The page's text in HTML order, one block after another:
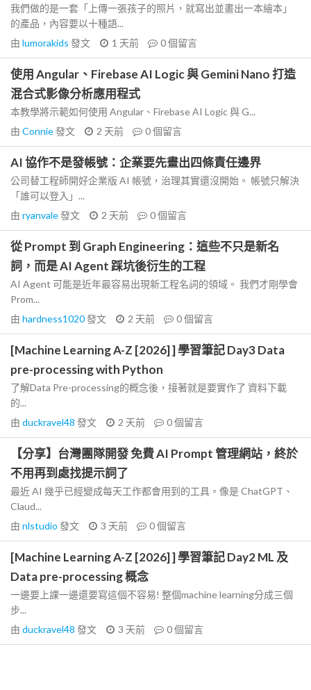
我們做的是一套「上傳一張孩子的照片，就寫出並畫出一本繪本」
的產品，內容要以十種語...
由 lumorakids 發文 1 天前 0個留言
使用 Angular、Firebase AI Logic 與 Gemini Nano 打造
混合式影像分析應用程式
本教學將示範如何使用 Angular、Firebase AI Logic 與 G...
由 Connie發文 2 天前 0個留言
AI 協作不是發帳號：企業要先畫出四條責任邊界
公司替工程師開好企業版 AI 帳號，治理其實還沒開始。 帳號只解決
「誰可以登入」...
由 ryanvale發文 2 天前 0個留言
從 Prompt 到 Graph Engineering：這些不只是新名
詞，而是 AI Agent 踩坑後衍生的工程
AI Agent 可能是近年最容易出現新工程名詞的領域。 我們才剛學會
Prom...
由 hardness1020發文 2 天前 0個留言
[Machine Learning A-Z [2026] ] 學習筆記 Day3 Data
pre-processing with Python
了解Data Pre-processing的概念後，接著就是要實作了 資料下載
的...
由 duckravel48 發文 2 天前 0個留言
【分享】台灣團隊開發 免費 AI Prompt 管理網站，終於
不用再到處找提示詞了
最近 AI 幾乎已經變成每天工作都會用到的工具。像是 ChatGPT、
Claud...
由 nlstudio 發文 3 天前 0個留言
[Machine Learning A-Z [2026] ] 學習筆記 Day2 ML 及
Data pre-processing 概念
一邊要上課一邊還要寫這個不容易! 整個machine learning分成三個
步...
由 duckravel48 發文 3 天前 0個留言